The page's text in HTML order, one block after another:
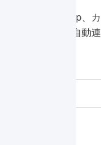
Shopify、makeshop、
ど多くのカートと自動